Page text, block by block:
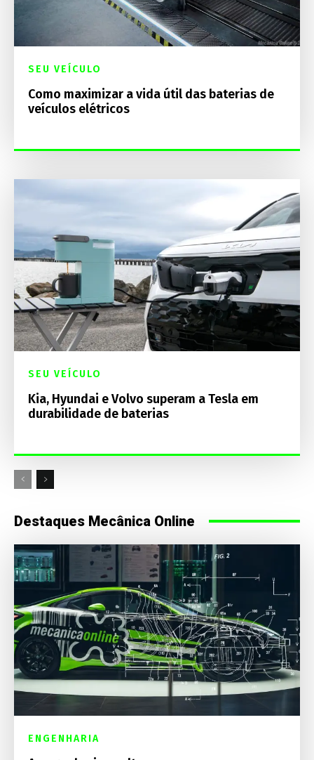
SEU VEÍCULO
Como maximizar a vida útil das baterias de
veículos elétricos
SEU VEÍCULO
Kia, Hyundai e Volvo superam a Tesla em
durabilidade de baterias
Destaques Mecânica Online
ENGENHARIA